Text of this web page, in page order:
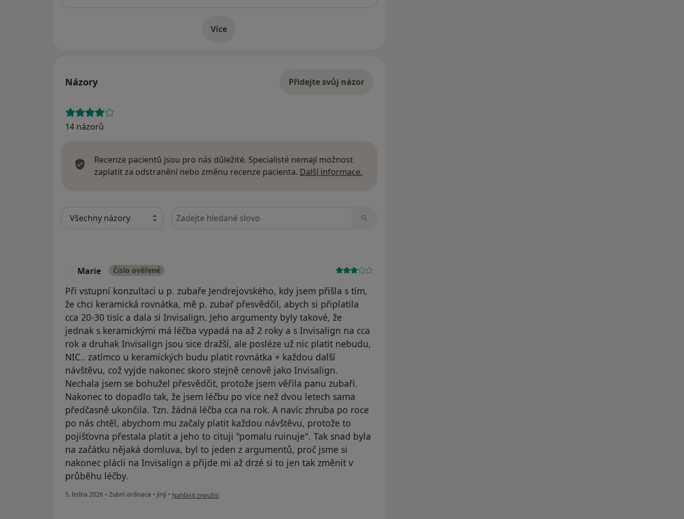
Víceo adrese
Názory Přidejte svůj názor
14 názorů
Recenze pacientů jsou pro nás důležité. Specialisté nemají možnost
zaplatit za odstranění nebo změnu recenze pacienta. Další informace.
Hledejte v názorech
Marie Číslo ověřené
Při vstupní konzultaci u p. zubaře Jendrejovského, kdy jsem přišla s tím,
že chci keramická rovnátka, mě p. zubař přesvědčil, abych si připlatila
cca 20-30 tisíc a dala si Invisalign. Jeho argumenty byly takové, že
jednak s keramickými má léčba vypadá na až 2 roky a s Invisalign na cca
rok a druhak Invisalign jsou sice dražší, ale posléze už nic platit nebudu,
NIC.. zatímco u keramických budu platit rovnátka + každou další
návštěvu, což vyjde nakonec skoro stejně cenově jako Invisalign.
Nechala jsem se bohužel přesvědčit, protože jsem věřila panu zubaři.
Nakonec to dopadlo tak, že jsem léčbu po více než dvou letech sama
předčasně ukončila. Tzn. žádná léčba cca na rok. A navíc zhruba po roce
po nás chtěl, abychom mu začaly platit každou návštěvu, protože to
pojišťovna přestala platit a jeho to cituji "pomalu ruinuje". Tak snad byla
na začátku nějaká domluva, byl to jeden z argumentů, proč jsme si
nakonec plácli na Invisalign a přijde mi až drzé si to jen tak změnit v
průběhu léčby.
5. ledna 2026 • Zubní ordinace • Jiný • podle názoru uživatele Marie
Nahlásit zneužití